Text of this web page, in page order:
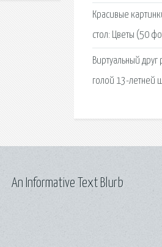
Красивые
стол: Цветы (50
Виртуальный друг
голой 13-летней
An Informative Text Blurb